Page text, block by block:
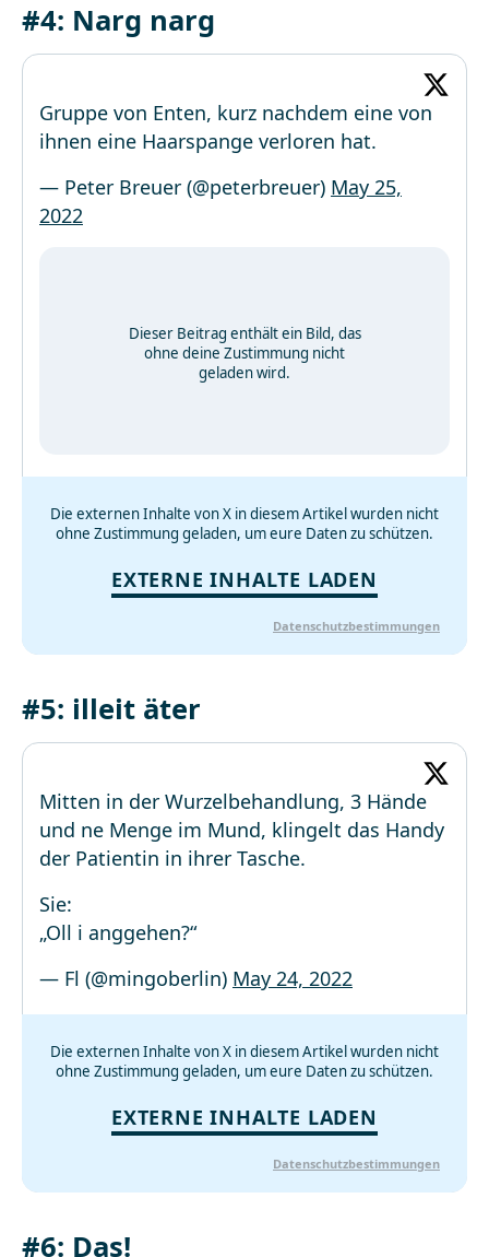
#4: Narg narg
Gruppe von Enten, kurz nachdem eine von
ihnen eine Haarspange verloren hat.
— Peter Breuer (@peterbreuer) May 25,
2022
Dieser Beitrag enthält ein Bild, das
ohne deine Zustimmung nicht
geladen wird.
Die externen Inhalte von X in diesem Artikel wurden nicht
ohne Zustimmung geladen, um eure Daten zu schützen.
EXTERNE INHALTE LADEN
Datenschutzbestimmungen
#5: illeit äter
Mitten in der Wurzelbehandlung, 3 Hände
und ne Menge im Mund, klingelt das Handy
der Patientin in ihrer Tasche.
Sie:
„Oll i anggehen?“
— Fl (@mingoberlin) May 24, 2022
Die externen Inhalte von X in diesem Artikel wurden nicht
ohne Zustimmung geladen, um eure Daten zu schützen.
EXTERNE INHALTE LADEN
Datenschutzbestimmungen
#6: Das!